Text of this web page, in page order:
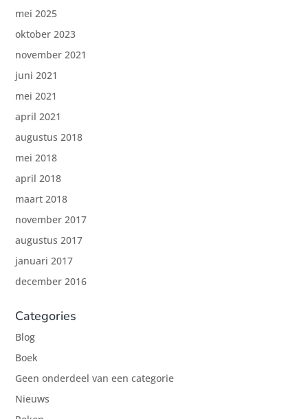
mei 2025
oktober 2023
november 2021
juni 2021
mei 2021
april 2021
augustus 2018
mei 2018
april 2018
maart 2018
november 2017
augustus 2017
januari 2017
december 2016
Categories
Blog
Boek
Geen onderdeel van een categorie
Nieuws